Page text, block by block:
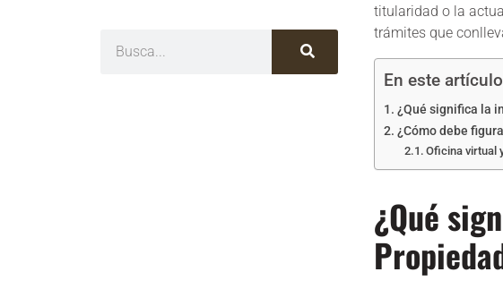
titularidad o la
trámites que
En este
¿Qué significa la
¿Cómo debe
Oficina virtual
¿Qué